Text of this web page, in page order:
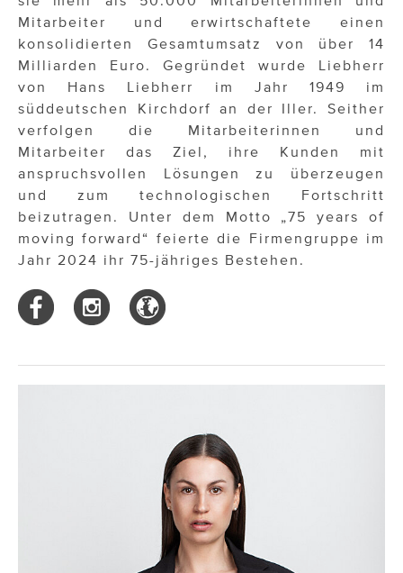
Mitarbeiter und erwirtschaftete einen
konsolidierten Gesamtumsatz von über 14
Milliarden Euro. Gegründet wurde Liebherr
von Hans Liebherr im Jahr 1949 im
süddeutschen Kirchdorf an der Iller. Seither
verfolgen die Mitarbeiterinnen und
Mitarbeiter das Ziel, ihre Kunden mit
anspruchsvollen Lösungen zu überzeugen
und zum technologischen Fortschritt
beizutragen. Unter dem Motto „75 years of
moving forward“ feierte die Firmengruppe im
Jahr 2024 ihr 75-jähriges Bestehen.